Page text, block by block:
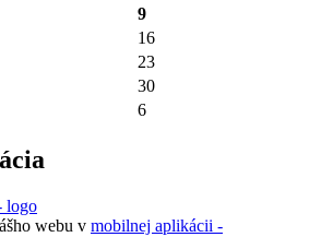
9
16
23
30
6
webu v mobilnej aplikácii -